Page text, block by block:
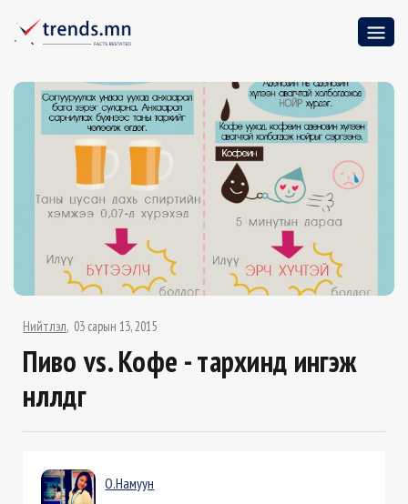
Нийтлэл 03 сарын 13, 2015
Пиво vs. Кофе - тархинд ингэж
нөлөөлдөг
О.Намуун